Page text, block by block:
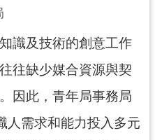
識及技術的創意工作
往缺少媒合資源與契
因此，青年局事務局
人需求和能力投入多元